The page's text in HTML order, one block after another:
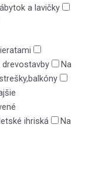
a lavičky
drevostavby
Na
ihriská
Na